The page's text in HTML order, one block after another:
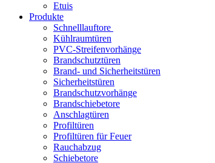
Etuis
Produkte
Schnelllauftore
Kühlraumtüren
PVC-Streifenvorhänge
Brandschutztüren
Brand- und Sicherheitstüren
Sicherheitstüren
Brandschutzvorhänge
Brandschiebetore
Anschlagtüren
Profiltüren
Profiltüren für Feuer
Rauchabzug
Schiebetore